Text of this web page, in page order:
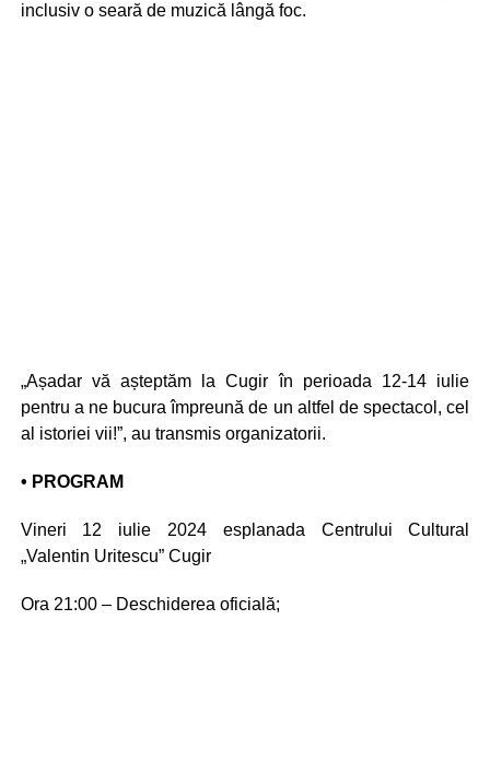
inclusiv o seară de muzică lângă foc.
„Așadar vă așteptăm la Cugir în perioada 12-14 iulie
pentru a ne bucura împreună de un altfel de spectacol, cel
al istoriei vii!”, au transmis organizatorii.
• PROGRAM
Vineri 12 iulie 2024 esplanada Centrului Cultural
„Valentin Uritescu” Cugir
Ora 21:00 – Deschiderea oficială;